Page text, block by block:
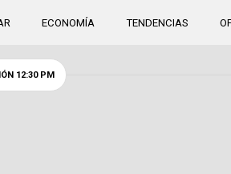
ECONOMÍA TENDENCIAS
12:30 PM